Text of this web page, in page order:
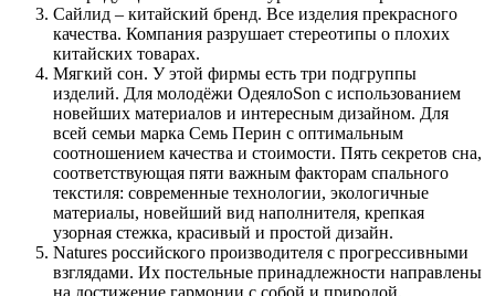
Сайлид – китайский бренд. Все изделия прекрасного
качества. Компания разрушает стереотипы о плохих
китайских товарах.
Мягкий сон. У этой фирмы есть три подгруппы
изделий. Для молодёжи ОдеялоSon с использованием
новейших материалов и интересным дизайном. Для
всей семьи марка Семь Перин с оптимальным
соотношением качества и стоимости. Пять секретов сна,
соответствующая пяти важным факторам спального
текстиля: современные технологии, экологичные
материалы, новейший вид наполнителя, крепкая
узорная стежка, красивый и простой дизайн.
Natures российского производителя с прогрессивными
взглядами. Их постельные принадлежности направлены